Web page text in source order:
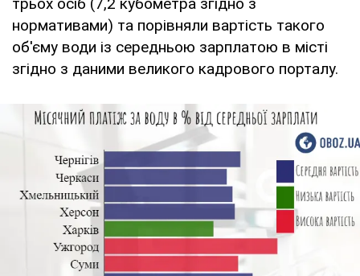
нормативами) та порівняли вартість такого
об'єму води із середньою зарплатою в місті
згідно з даними великого кадрового порталу.